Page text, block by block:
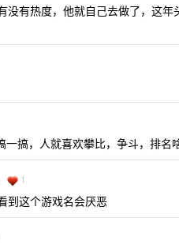
没有热度，他就自己去做了，这
搞，人就喜欢攀比，争斗，排名
1
到这个游戏名会厌恶